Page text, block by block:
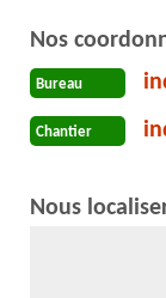
Nos
Bureau
Chantier
Nous